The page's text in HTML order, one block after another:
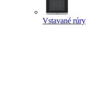
Vstavané rúry